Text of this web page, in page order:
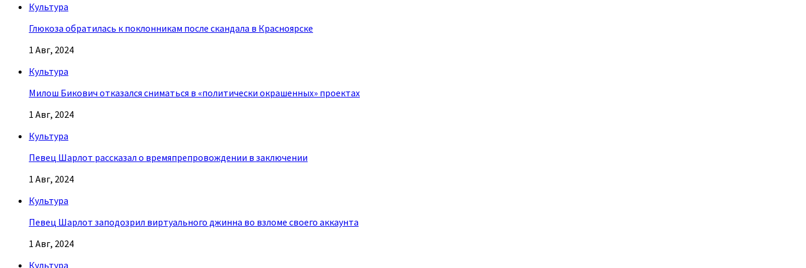
Культура
Глюкоза обратилась к поклонникам после скандала в Красноярске
1 Авг, 2024
Культура
Милош Бикович отказался сниматься в «политически окрашенных» проектах
1 Авг, 2024
Культура
Певец Шарлот рассказал о времяпрепровождении в заключении
1 Авг, 2024
Культура
Певец Шарлот заподозрил виртуального джинна во взломе своего аккаунта
1 Авг, 2024
Культура